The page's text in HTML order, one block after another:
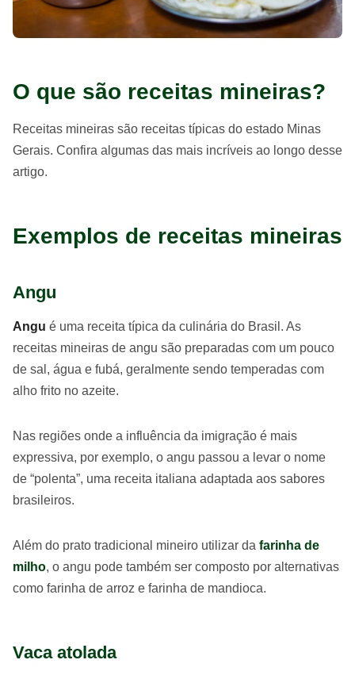
O que são receitas mineiras?
Receitas mineiras são receitas típicas do estado Minas
Gerais. Confira algumas das mais incríveis ao longo desse
artigo.
Exemplos de receitas mineiras
Angu
Angu é uma receita típica da culinária do Brasil. As
receitas mineiras de angu são preparadas com um pouco
de sal, água e fubá, geralmente sendo temperadas com
alho frito no azeite.
Nas regiões onde a influência da imigração é mais
expressiva, por exemplo, o angu passou a levar o nome
de “polenta”, uma receita italiana adaptada aos sabores
brasileiros.
Além do prato tradicional mineiro utilizar da farinha de
milho, o angu pode também ser composto por alternativas
como farinha de arroz e farinha de mandioca.
Vaca atolada